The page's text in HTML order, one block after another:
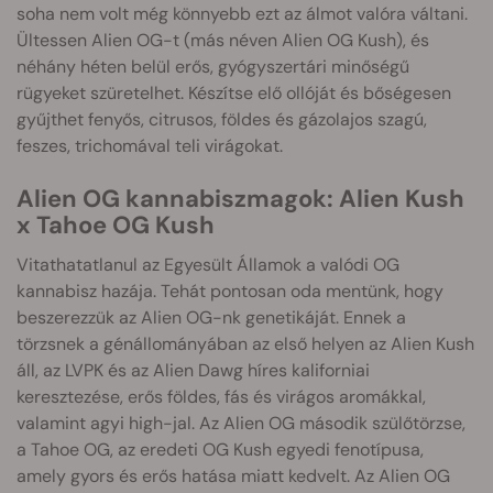
soha nem volt még könnyebb ezt az álmot valóra váltani.
Ültessen Alien OG-t (más néven Alien OG Kush), és
néhány héten belül erős, gyógyszertári minőségű
rügyeket szüretelhet. Készítse elő ollóját és bőségesen
gyűjthet fenyős, citrusos, földes és gázolajos szagú,
feszes, trichomával teli virágokat.
Alien OG kannabiszmagok: Alien Kush
x Tahoe OG Kush
Vitathatatlanul az Egyesült Államok a valódi OG
kannabisz hazája. Tehát pontosan oda mentünk, hogy
beszerezzük az Alien OG-nk genetikáját. Ennek a
törzsnek a génállományában az első helyen az Alien Kush
áll, az LVPK és az Alien Dawg híres kaliforniai
keresztezése, erős földes, fás és virágos aromákkal,
valamint agyi high-jal. Az Alien OG második szülőtörzse,
a Tahoe OG, az eredeti OG Kush egyedi fenotípusa,
amely gyors és erős hatása miatt kedvelt. Az Alien OG